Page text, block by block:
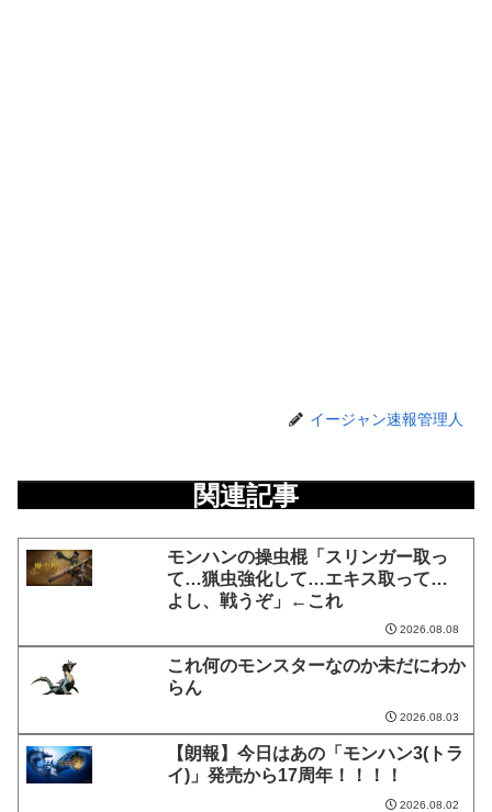
イージャン速報管理人
関連記事
モンハンの操虫棍「スリンガー取っ
て…猟虫強化して…エキス取って…
よし、戦うぞ」←これ
2026.08.08
これ何のモンスターなのか未だにわか
らん
2026.08.03
【朗報】今日はあの「モンハン3(トラ
イ)」発売から17周年！！！！
2026.08.02